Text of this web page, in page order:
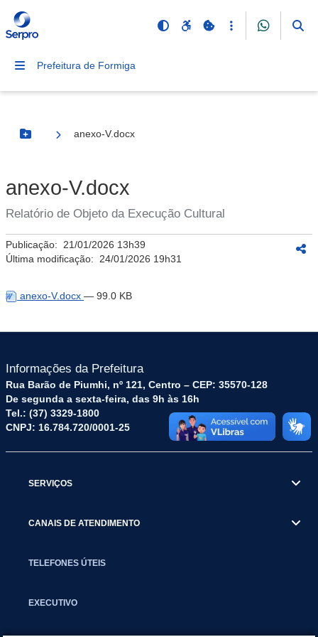
Prefeitura de Formiga
Botão Menu
anexo-V.docx
anexo-V.docx
Relatório de Objeto da Execução Cultural
Publicação: 21/01/2026 13h39
Última modificação: 24/01/2026 19h31
anexo-V.docx — 99.0 KB
Informações da Prefeitura
Rua Barão de Piumhi, nº 121, Centro – CEP: 35570-128
De segunda a sexta-feira, das 9h às 16h
Tel.: (37) 3329-1800
CNPJ: 16.784.720/0001-25
SERVIÇOS
CANAIS DE ATENDIMENTO
TELEFONES ÚTEIS
EXECUTIVO